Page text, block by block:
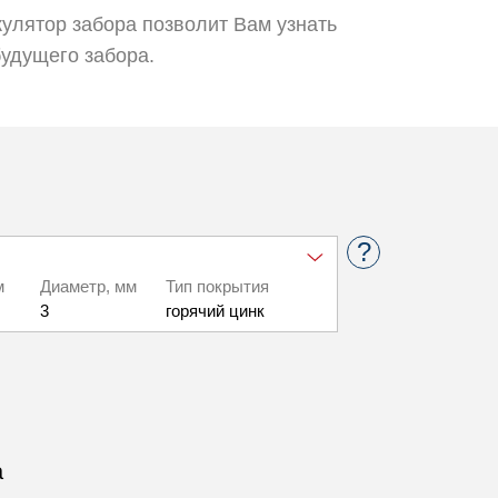
забора позволит Вам узнать
забора.
Диаметр, мм
3
Тип покрытия
горячий цинк